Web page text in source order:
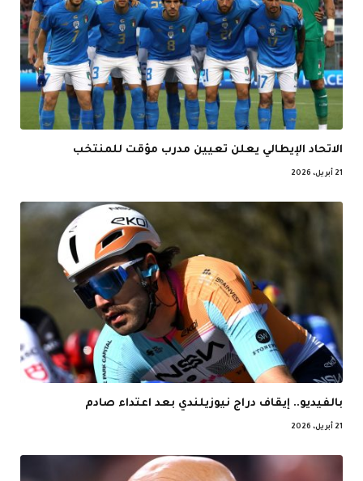
الاتحاد الإيطالي يعلن تعيين مدرب مؤقت للمنتخب
21 أبريل، 2026
بالفيديو.. إيقاف دراج نيوزيلندي بعد اعتداء صادم
21 أبريل، 2026